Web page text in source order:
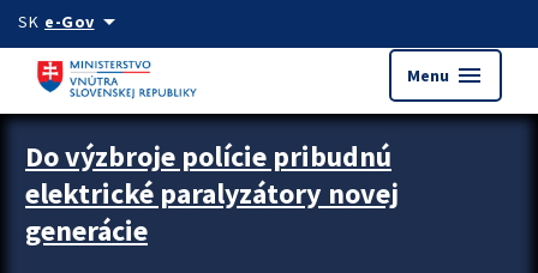
Preskocit na hlavný obsah
SK e-Govarrow_drop_down
Menu menu
Zastavit automatický posun upútavok
Do výzbroje polície pribudnú
elektrické paralyzátory novej
generácie